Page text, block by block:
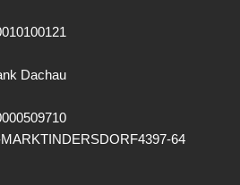
Dachau
64